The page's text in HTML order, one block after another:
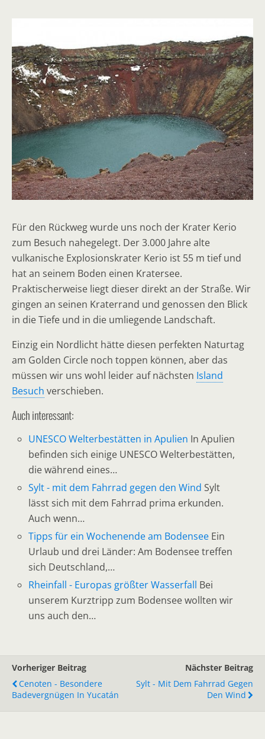
Für den Rückweg wurde uns noch der Krater Kerio
zum Besuch nahegelegt. Der 3.000 Jahre alte
vulkanische Explosionskrater Kerio ist 55 m tief und
hat an seinem Boden einen Kratersee.
Praktischerweise liegt dieser direkt an der Straße. Wir
gingen an seinen Kraterrand und genossen den Blick
in die Tiefe und in die umliegende Landschaft.
Einzig ein Nordlicht hätte diesen perfekten Naturtag
am Golden Circle noch toppen können, aber das
müssen wir uns wohl leider auf nächsten Island
Besuch verschieben.
Auch interessant:
UNESCO Welterbestätten in Apulien In Apulien
befinden sich einige UNESCO Welterbestätten,
die während eines…
Sylt - mit dem Fahrrad gegen den Wind Sylt
lässt sich mit dem Fahrrad prima erkunden.
Auch wenn…
Tipps für ein Wochenende am Bodensee Ein
Urlaub und drei Länder: Am Bodensee treffen
sich Deutschland,…
Rheinfall - Europas größter Wasserfall Bei
unserem Kurztripp zum Bodensee wollten wir
uns auch den…
Vorheriger Beitrag
Cenoten - Besondere
Badevergnügen In Yucatán
Nächster Beitrag
Sylt - Mit Dem Fahrrad Gegen
Den Wind